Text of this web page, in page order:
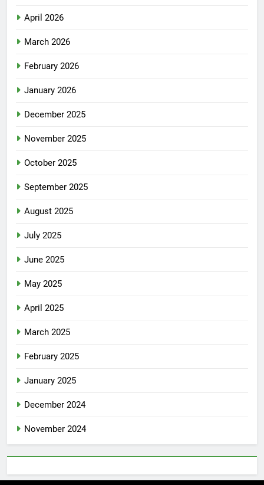
April 2026
March 2026
February 2026
January 2026
December 2025
November 2025
October 2025
September 2025
August 2025
July 2025
June 2025
May 2025
April 2025
March 2025
February 2025
January 2025
December 2024
November 2024